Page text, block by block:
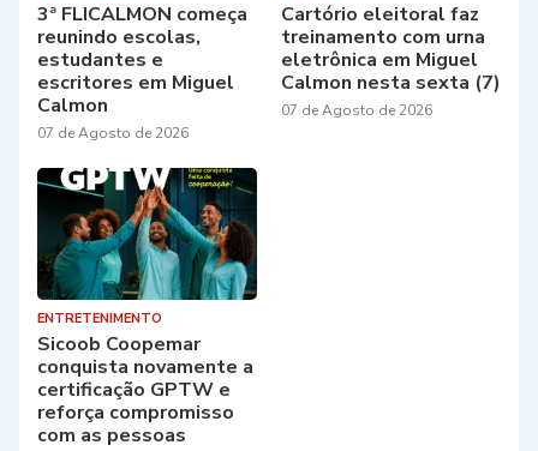
3ª FLICALMON começa
reunindo escolas,
estudantes e
escritores em Miguel
Calmon
07 de Agosto de 2026
Cartório eleitoral faz
treinamento com urna
eletrônica em Miguel
Calmon nesta sexta (7)
07 de Agosto de 2026
ENTRETENIMENTO
Sicoob Coopemar
conquista novamente a
certificação GPTW e
reforça compromisso
com as pessoas